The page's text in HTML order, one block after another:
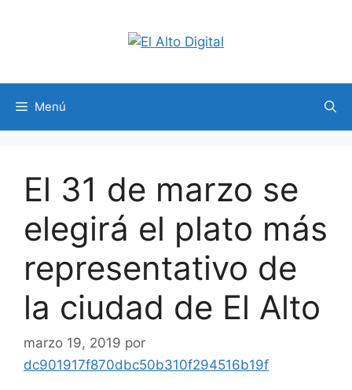
Menú
El 31 de marzo se
elegirá el plato más
representativo de
la ciudad de El Alto
marzo 19, 2019 por
dc901917f870dbc50b310f294516b19f